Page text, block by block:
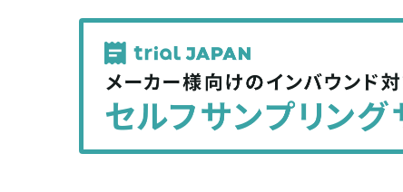
記
事
を
シ
ェ
記
を
シ
ェ